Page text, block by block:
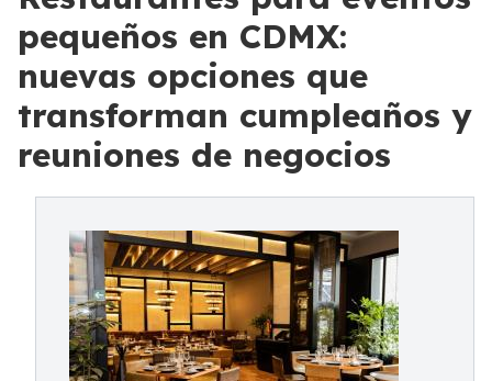
pequeños en CDMX:
nuevas opciones que
transforman cumpleaños y
reuniones de negocios